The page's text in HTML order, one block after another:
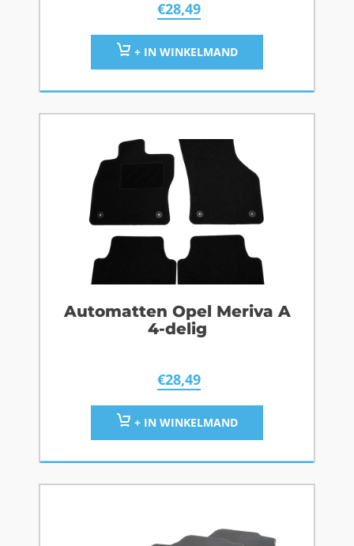
€28,49
+ IN WINKELMAND
Automatten Opel Meriva A
4-delig
€28,49
+ IN WINKELMAND